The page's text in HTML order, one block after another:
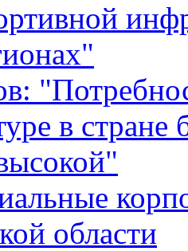
в стране
области